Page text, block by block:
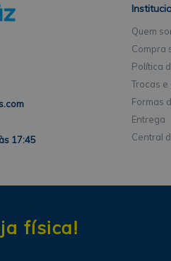
17:45
Quem
Compra
Política
Trocas
Formas
Entrega
Central
física!